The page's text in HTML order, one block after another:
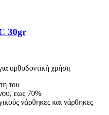
30gr
ορθοδοντική χρήση
του
εως 70%
νάρθηκες και νάρθηκες